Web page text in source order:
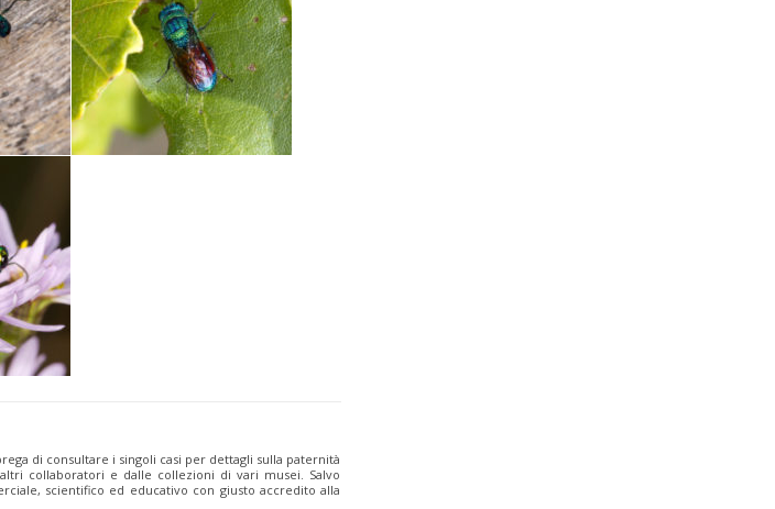
di consultare i singoli casi per dettagli sulla paternità
collaboratori e dalle collezioni di vari musei. Salvo
scientifico ed educativo con giusto accredito alla